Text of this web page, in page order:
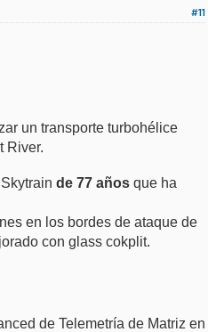
#11
un transporte turbohélice
River.
de 77 años que ha
en los bordes de ataque de
con glass cokplit.
de Telemetría de Matriz en